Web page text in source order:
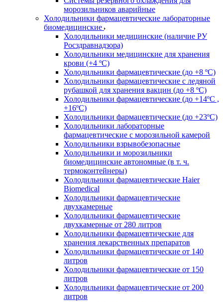
морозильников аварийные
Холодильники фармацевтические лабораторные
биомедицинские
Холодильники медицинские (наличие РУ
Росздравнадзора)
Холодильники медицинские для хранения
крови (+4 ºС)
Холодильники фармацевтические (до +8 ºС)
Холодильники фармацевтические с ледяной
рубашкой для хранения вакцин (до +8 ºС)
Холодильники фармацевтические (до +14ºС ,
+16ºС)
Холодильники фармацевтические (до +23ºС)
Холодильники лабораторные
фармацевтические с морозильной камерой
Холодильники взрывобезопасные
Холодильники и морозильники
биомедицинские автономные (в т. ч.
термоконтейнеры)
Холодильники фармацевтические Haier
Biomedical
Холодильники фармацевтические
двухкамерные
Холодильники фармацевтические
двухкамерные от 280 литров
Холодильники фармацевтические для
хранения лекарственных препаратов
Холодильники фармацевтические от 140
литров
Холодильники фармацевтические от 150
литров
Холодильники фармацевтические от 200
литров